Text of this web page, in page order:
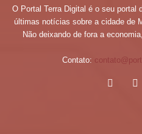
O Portal Terra Digital é o seu portal
últimas notícias sobre a cidade de
Não deixando de fora a
Contato: